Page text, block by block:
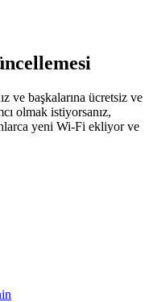
ve başkalarına ücretsiz ve
olmak istiyorsanız,
yeni Wi-Fi ekliyor ve